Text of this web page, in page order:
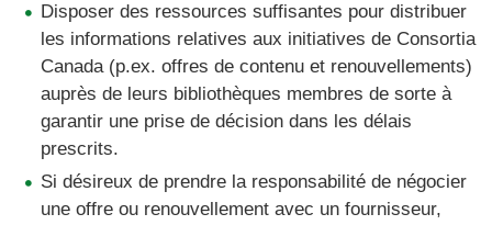
Disposer des ressources suffisantes pour distribuer
les informations relatives aux initiatives de Consortia
Canada (p.ex. offres de contenu et renouvellements)
auprès de leurs bibliothèques membres de sorte à
garantir une prise de décision dans les délais
prescrits.
Si désireux de prendre la responsabilité de négocier
une offre ou renouvellement avec un fournisseur,